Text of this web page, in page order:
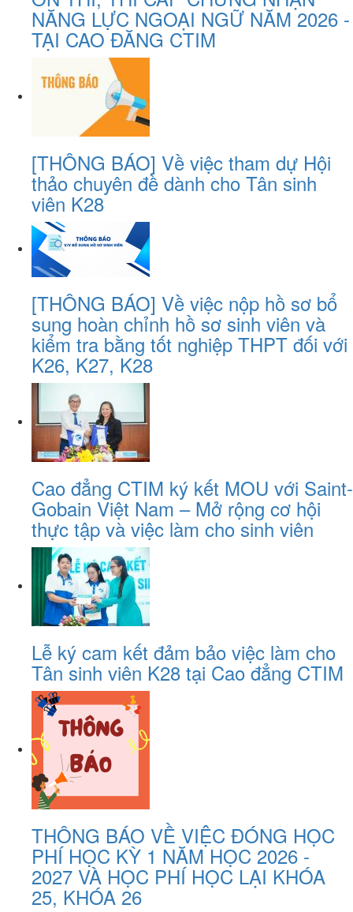
NĂNG LỰC NGOẠI NGỮ NĂM 2026 -
TẠI CAO ĐĂNG CTIM
[THÔNG BÁO] Về việc tham dự Hội
thảo chuyên đề dành cho Tân sinh
viên K28
[THÔNG BÁO] Về việc nộp hồ sơ bổ
sung hoàn chỉnh hồ sơ sinh viên và
kiểm tra bằng tốt nghiệp THPT đối với
K26, K27, K28
Cao đẳng CTIM ký kết MOU với Saint-
Gobain Việt Nam – Mở rộng cơ hội
thực tập và việc làm cho sinh viên
Lễ ký cam kết đảm bảo việc làm cho
Tân sinh viên K28 tại Cao đẳng CTIM
THÔNG BÁO VỀ VIỆC ĐÓNG HỌC
PHÍ HỌC KỲ 1 NĂM HỌC 2026 -
2027 VÀ HỌC PHÍ HỌC LẠI KHÓA
25, KHÓA 26